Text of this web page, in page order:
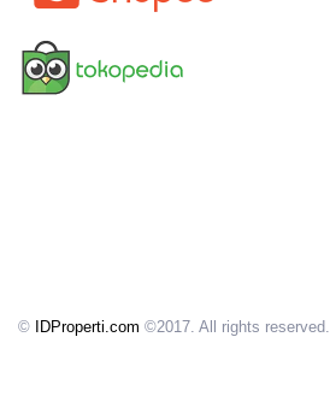
© IDProperti.com ©2017. All rights reserved.